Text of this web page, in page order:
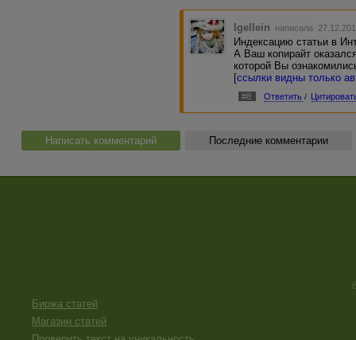
Igellein написала
Индексацию статьи в
А Ваш копирайт
которой Вы
[ссылки видны только
#8 Ответить /
Написать комментарий Последние комментарии
Биржа статей
Магазин статей